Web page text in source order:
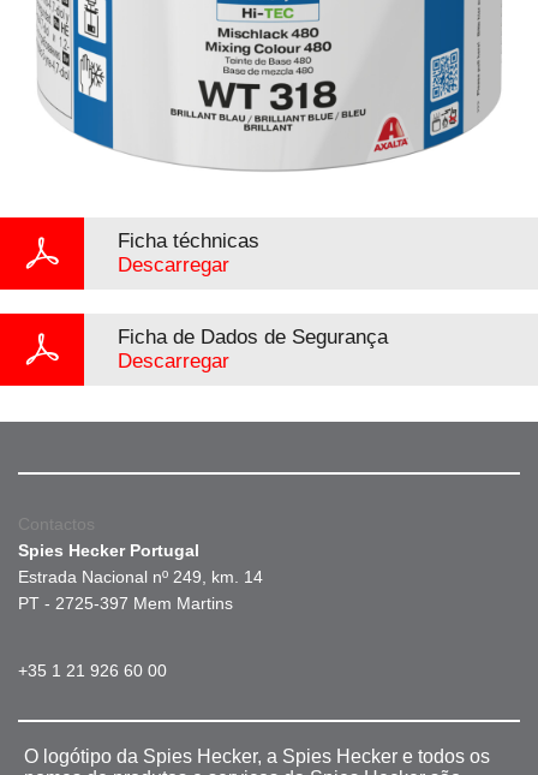
Ficha téchnicas
Descarregar
Ficha de Dados de Segurança
Descarregar
Contactos
Spies Hecker Portugal
Estrada Nacional nº 249, km. 14
PT - 2725-397 Mem Martins
+35 1 21 926 60 00
O logótipo da Spies Hecker, a Spies Hecker e todos os